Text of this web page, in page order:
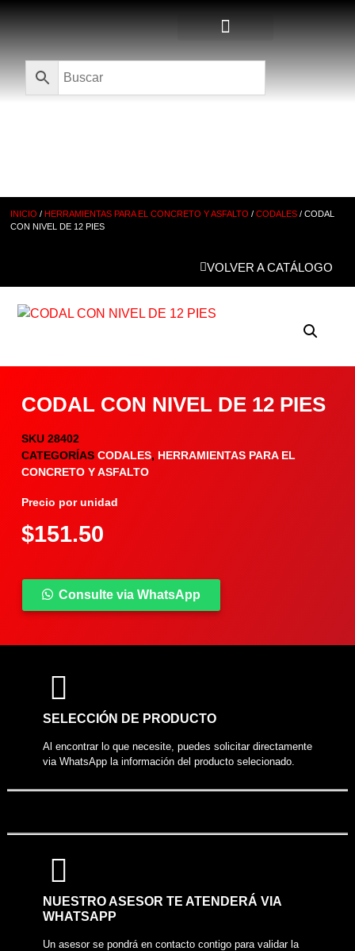
INICIO /HERRAMIENTAS PARA EL CONCRETO Y ASFALTO /CODALES / CODAL
CON NIVEL DE 12 PIES
VOLVER A CATÁLOGO
CODAL CON NIVEL DE 12 PIES
SKU 28402
CATEGORÍAS CODALES, HERRAMIENTAS PARA EL
CONCRETO Y ASFALTO
Precio por unidad
$151.50
Consulte via WhatsApp
COMPARTIR PRODUCTO
SELECCIÓN DE PRODUCTO
Al encontrar lo que necesite, puedes solicitar directamente
via WhatsApp la información del producto selecionado.
NUESTRO ASESOR TE ATENDERÁ VIA
WHATSAPP
Un asesor se pondrá en contacto contigo para validar la